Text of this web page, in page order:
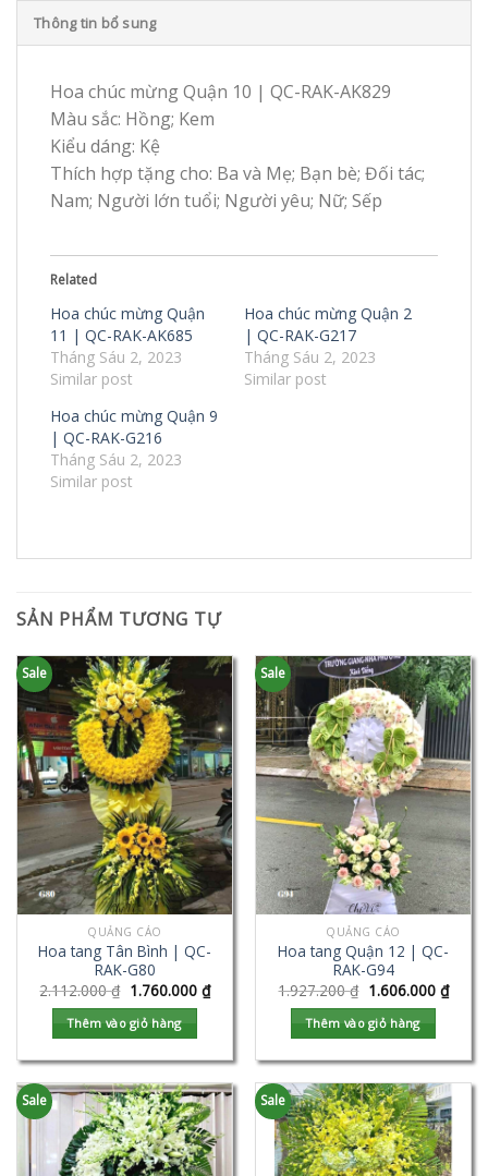
Thông tin bổ sung
Hoa chúc mừng Quận 10 | QC-RAK-AK829
Màu sắc: Hồng; Kem
Kiểu dáng: Kệ
Thích hợp tặng cho: Ba và Mẹ; Bạn bè; Đối tác;
Nam; Người lớn tuổi; Người yêu; Nữ; Sếp
Related
Hoa chúc mừng Quận
11 | QC-RAK-AK685
Tháng Sáu 2, 2023
Similar post
Hoa chúc mừng Quận 2
| QC-RAK-G217
Tháng Sáu 2, 2023
Similar post
Hoa chúc mừng Quận 9
| QC-RAK-G216
Tháng Sáu 2, 2023
Similar post
SẢN PHẨM TƯƠNG TỰ
Sale
QUẢNG CÁO
Hoa tang Tân Bình | QC-
RAK-G80
2.112.000₫ 1.760.000 ₫
Thêm vào giỏ hàng
Sale
QUẢNG CÁO
Hoa tang Quận 12 | QC-
RAK-G94
1.927.200₫ 1.606.000 ₫
Thêm vào giỏ hàng
Sale Sale